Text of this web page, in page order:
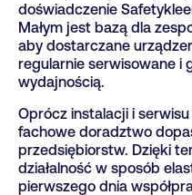
doświadczenie
Małym jest bazą dla
aby dostarczane
regularnie serwisowane i
wydajnością.
Oprócz instalacji i
fachowe doradztwo
przedsiębiorstw. Dzięki
działalność w sposób
pierwszego dnia